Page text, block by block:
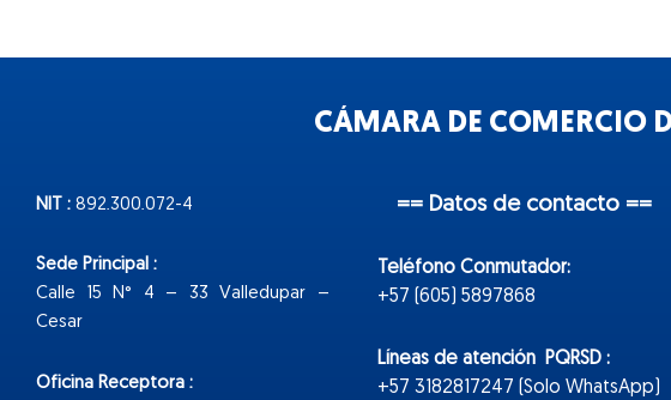
CÁMARA DE COMERCIO
NIT : 892.300.072-4
Sede Principal :
Calle 15 N° 4 – 33 Valledupar –
Cesar
Oficina Receptora :
== Datos de contacto ==
Teléfono Conmutador:
+57 (605) 5897868
Líneas de atención PQRSD :
+57 3182817247 (Solo WhatsApp)